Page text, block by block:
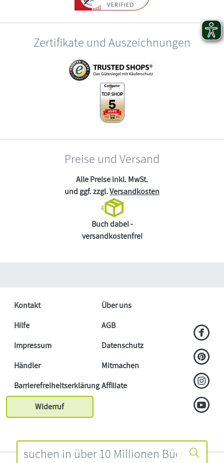
Zertifikate und Auszeichnungen
Preise und Versand
Alle Preise inkl. MwSt.
und ggf. zzgl.Versandkosten
Buch dabei -
versandkostenfrei
Kontakt
Über uns
Hilfe
AGB
Impressum
Datenschutz
Händler
Mitmachen
BarrierefreiheitserklärungAffiliate
Widerruf